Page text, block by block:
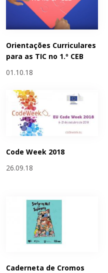
Orientações Curriculares
para as TIC no 1.º CEB
01.10.18
Code Week 2018
26.09.18
Caderneta de Cromos